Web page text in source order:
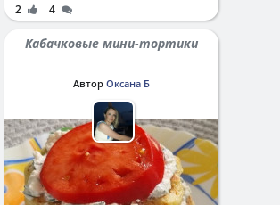
2 4
Кабачковые мини-тортики
Автор Оксана Б